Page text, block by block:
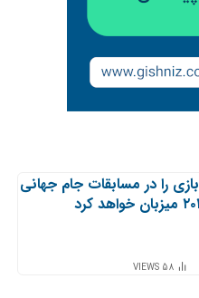
کانادا ۱۳ بازی را در مسابقات جام جهانی
58
VIEWS